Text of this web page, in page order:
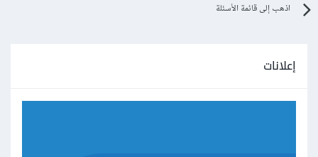
اذهب إلى قائمة الأسئلة
إعلانات